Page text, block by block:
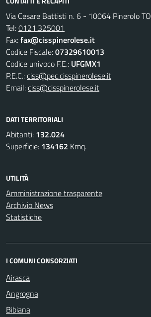
Via Cesare Battisti n. 6 - 10064 Pinerolo TO
Tel:0121.325001
Fax:fax@cisspinerolese.it
Codice Fiscale:07329610013
Codice univoco F.E.: UFGMX1
P.E.C.:ciss@pec.cisspinerolese.it
Email:ciss@cisspinerolese.it
DATI TERRITORIALI
Abitanti: 132.024
Superficie: 134162 Kmq.
UTILITÀ
Amministrazione trasparente
Archivio News
Statistiche
I COMUNI CONSORZIATI
Airasca
Angrogna
Bibiana